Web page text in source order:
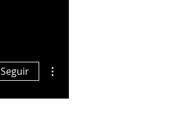
Seguir